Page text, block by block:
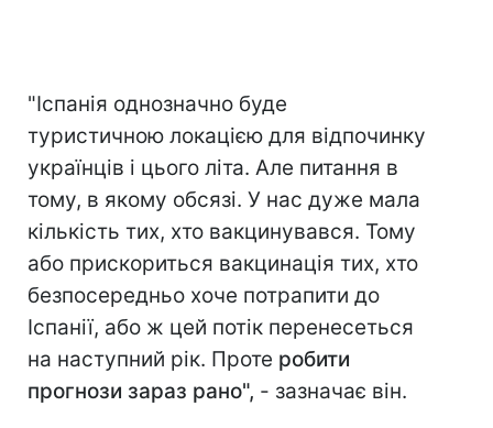
"Іспанія однозначно буде
туристичною локацією для відпочинку
українців і цього літа. Але питання в
тому, в якому обсязі. У нас дуже мала
кількість тих, хто вакцинувався. Тому
або прискориться вакцинація тих, хто
безпосередньо хоче потрапити до
Іспанії, або ж цей потік перенесеться
на наступний рік. Проте робити
прогнози зараз рано", - зазначає він.